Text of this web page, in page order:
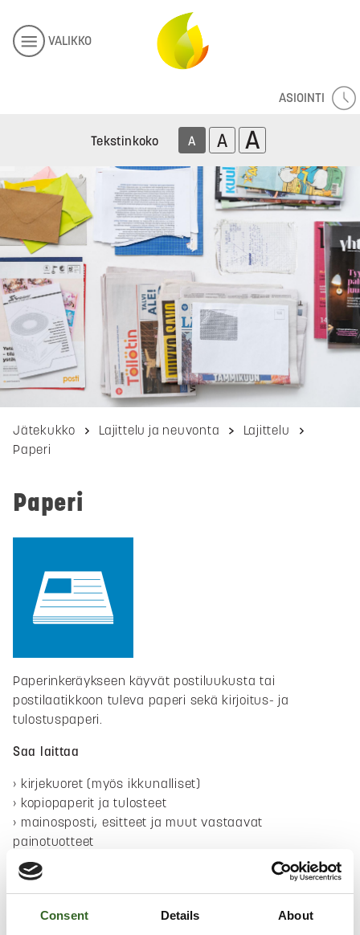
Consent Details About
VALIKKO
ASIOINTI
Tekstinkoko A A A
Jätekukko Lajittelu ja neuvonta
Lajittelu
Paperi
Paperi
Paperinkeräykseen käyvät postiluukusta tai
postilaatikkoon tuleva paperi sekä kirjoitus- ja
tulostuspaperi.
Saa laittaa
kirjekuoret (myös ikkunalliset)
kopiopaperit ja tulosteet
mainosposti, esitteet ja muut vastaavat
painotuotteet
sanoma- ja aikakauslehdet
piirustus- ja lehtiöpaperit
Irrota kierrekantisten vihkojen metalliosat ja laita